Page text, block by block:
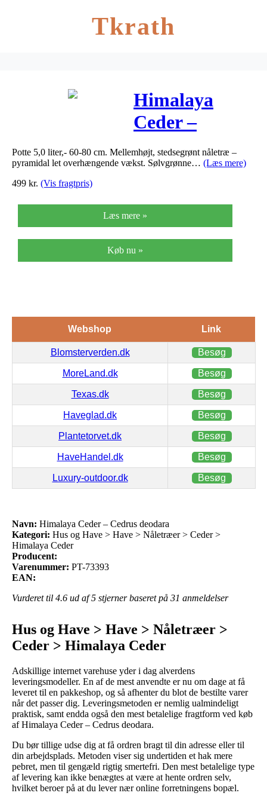
Tkrath
Himalaya
Ceder –
Cedrus
deodara
Potte 5,0 liter,- 60-80 cm. Mellemhøjt, stedsegrønt nåletræ –
pyramidal let overhængende vækst. Sølvgrønne… (Læs mere)
499 kr. (Vis fragtpris)
Læs mere »
Køb nu »
Webshop Link
Blomsterverden.dk Besøg
MoreLand.dk Besøg
Texas.dk Besøg
Haveglad.dk Besøg
Plantetorvet.dk Besøg
HaveHandel.dk Besøg
Luxury-outdoor.dk Besøg
Navn: Himalaya Ceder – Cedrus deodara
Kategori: Hus og Have > Have > Nåletræer > Ceder >
Himalaya Ceder
Producent:
Varenummer: PT-73393
EAN:
Vurderet til 4.6 ud af 5 stjerner baseret på 31 anmeldelser
Hus og Have > Have > Nåletræer >
Ceder > Himalaya Ceder
Adskillige internet varehuse yder i dag alverdens
leveringsmodeller. En af de mest anvendte er nu om dage at få
leveret til en pakkeshop, og så afhenter du blot de bestilte varer
når det passer dig. Leveringsmetoden er nemlig ualmindeligt
praktisk, samt endda også den mest betalelige fragtform ved køb
af Himalaya Ceder – Cedrus deodara.
Du bør tillige udse dig at få ordren bragt til din adresse eller til
din arbejdsplads. Metoden viser sig undertiden et hak mere
pebret, men til gengæld rigtig smertefri. Den mest betalelige type
af levering kan ikke benægtes at være at hente ordren selv,
hvilket beroer på at du lever nær online forretningens bopæl.